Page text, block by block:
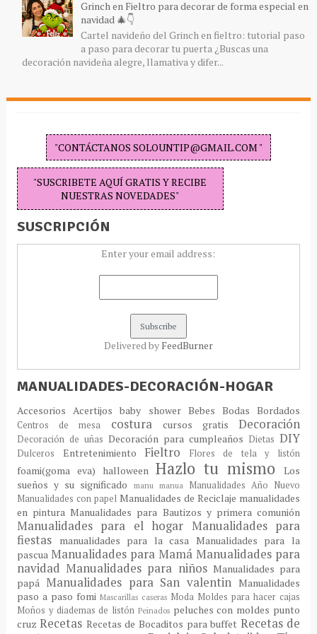
Grinch en Fieltro para decorar de forma especial en
navidad 🎄👇
Cartel navideño del Grinch en fieltro: tutorial paso
a paso para decorar tu puerta ¿Buscas una
decoración navideña alegre, llamativa y difer...
"CONTÁCTANOS SOLOUNTIP@GMAIL.COM "
"SUSCRIBETE AQUÍ GRATIS Y RECIBE
NUESTRAS NOVEDADES"
SUSCRIPCIÓN
Enter your email address:
Delivered by FeedBurner
MANUALIDADES-DECORACIÓN-HOGAR
AccesoriosAcertijosbaby shower Bebes BodasBordados
Centros de mesa costura cursos gratisDecoración
Decoración de uñas Decoración para cumpleaños DietasDIY
Dulceros Entretenimiento Fieltro Flores de tela y listón
foami(goma eva) halloween Hazlo tu mismoLos
sueños y su significado
manu manua Manualidades Año Nuevo
Manualidades con papel Manualidades de Reciclaje manualidades
en pinturaManualidades para Bautizos y primera comunión
Manualidades para el hogar Manualidades para
fiestas
manualidades para la casa Manualidades para la
pascua Manualidades para MamáManualidades para
navidadManualidades para niños Manualidades para
papá Manualidades para San valentinManualidades
paso a paso fomi Mascarillas caseras Moda Moldes para hacer cajas
Moños y diademas de listón Peinados peluches con moldes punto
cruzRecetas Recetas de Bocaditos para buffet Recetas de